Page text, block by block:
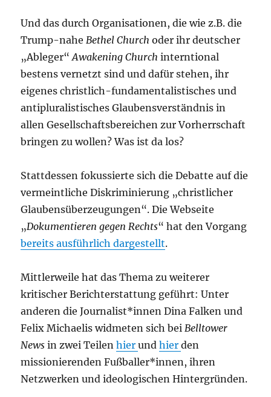
Und das durch Organisationen, die wie z.B. die
Trump-naheBethel Church oder ihr deutscher
„Ableger“Awakening Church interntional
bestens vernetzt sind und dafür stehen, ihr
eigenes christlich-fundamentalistisches und
antipluralistisches Glaubensverständnis in
allen Gesellschaftsbereichen zur Vorherrschaft
bringen zu wollen? Was ist da los?
Stattdessen fokussierte sich die Debatte auf die
vermeintliche Diskriminierung „christlicher
Glaubensüberzeugungen“. Die Webseite
„Dokumentieren gegen Rechts“ hat den Vorgang
bereits ausführlich dargestellt.
Mittlerweile hat das Thema zu weiterer
kritischer Berichterstattung geführt: Unter
anderen die Journalist*innen Dina Falken und
Felix Michaelis widmeten sich beiBelltower
Newsin zwei Teilenhierundhierden
missionierenden Fußballer*innen, ihren
Netzwerken und ideologischen Hintergründen.